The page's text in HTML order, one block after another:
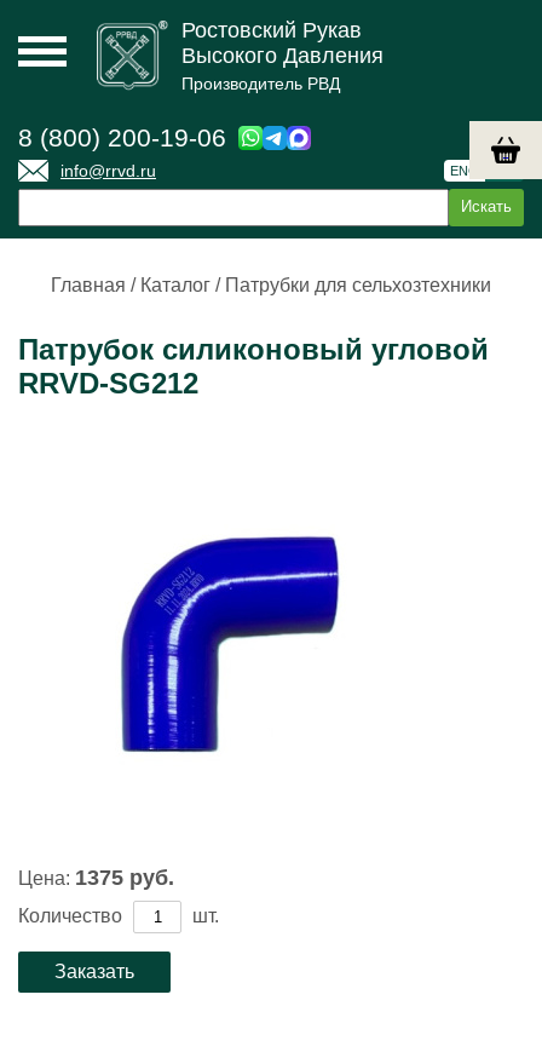
Ростовский Рукав
Высокого Давления
Производитель РВД
8 (800) 200-19-06
info@rrvd.ru ENG
Главная / Каталог / Патрубки для сельхозтехники
Патрубок силиконовый угловой
RRVD-SG212
Цена: 1375 руб.
Количество шт.